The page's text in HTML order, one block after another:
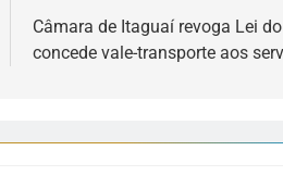
Câmara de Itaguaí revoga Lei
concede vale-transporte aos